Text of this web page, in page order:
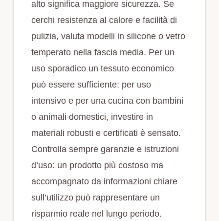
alto significa maggiore sicurezza. Se
cerchi resistenza al calore e facilità di
pulizia, valuta modelli in silicone o vetro
temperato nella fascia media. Per un
uso sporadico un tessuto economico
può essere sufficiente; per uso
intensivo e per una cucina con bambini
o animali domestici, investire in
materiali robusti e certificati è sensato.
Controlla sempre garanzie e istruzioni
d’uso: un prodotto più costoso ma
accompagnato da informazioni chiare
sull’utilizzo può rappresentare un
risparmio reale nel lungo periodo.